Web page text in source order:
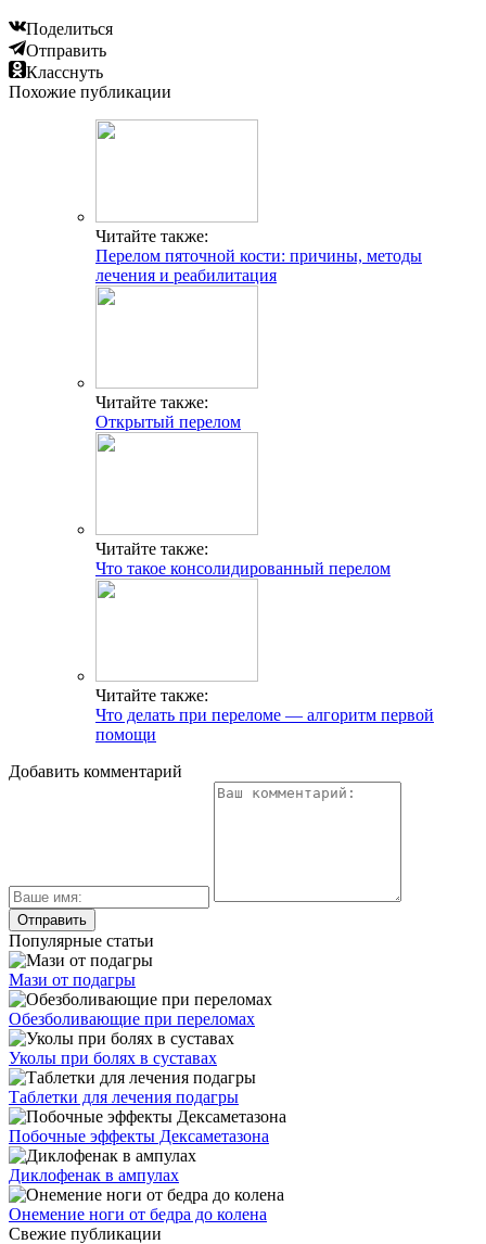
Поделиться
Отправить
Класснуть
Похожие публикации
Читайте также:
Перелом пяточной кости: причины, методы
лечения и реабилитация
Читайте также:
Открытый перелом
Читайте также:
Что такое консолидированный перелом
Читайте также:
Что делать при переломе — алгоритм первой
помощи
Добавить комментарий
Популярные статьи
Мази от подагры
Обезболивающие при переломах
Уколы при болях в суставах
Таблетки для лечения подагры
Побочные эффекты Дексаметазона
Диклофенак в ампулах
Онемение ноги от бедра до колена
Свежие публикации